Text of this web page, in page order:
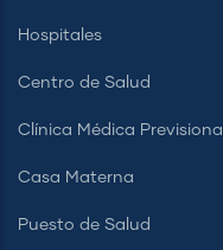
Hospitales
Centro de Salud
Clínica Médica Previsional
Casa Materna
Puesto de Salud